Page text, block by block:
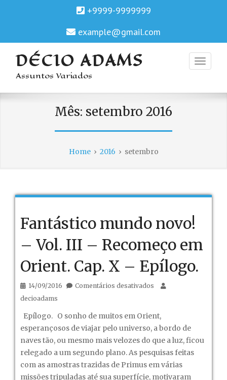
+9999-9999999
example@gmail.com
DÉCIO ADAMS
Assuntos Variados
Mês: setembro 2016
Home› 2016 › setembro
Fantástico mundo novo!
– Vol. III – Recomeço em
Orient. Cap. X – Epílogo.
14/09/2016 Comentários desativados em
novo!
Vol.
III
decioadams
Epílogo. O sonho de muitos em Orient,
esperançosos de viajar pelo universo, a bordo de
naves tão, ou mesmo mais velozes do que a luz, ficou
relegado a um segundo plano. As pesquisas feitas
com as amostras trazidas de Primus em várias
missões tripuladas até sua superfície, motivaram